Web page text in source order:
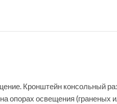
Кронштейн консольный
опорах освещения (граненых